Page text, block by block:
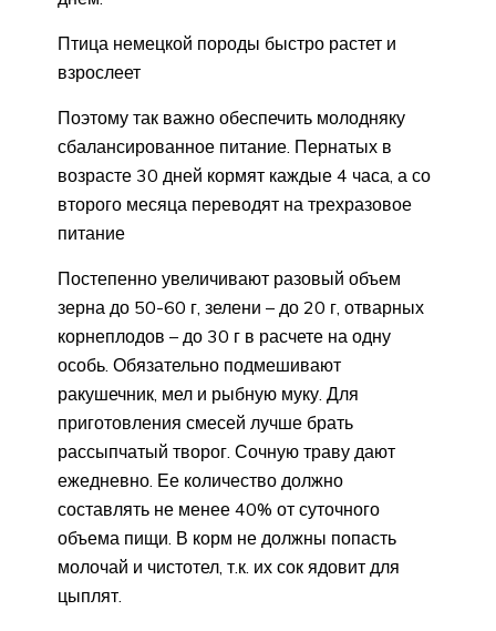
Птица немецкой породы быстро растет и
взрослеет
Поэтому так важно обеспечить молодняку
сбалансированное питание. Пернатых в
возрасте 30 дней кормят каждые 4 часа, а со
второго месяца переводят на трехразовое
питание
Постепенно увеличивают разовый объем
зерна до 50-60 г, зелени – до 20 г, отварных
корнеплодов – до 30 г в расчете на одну
особь. Обязательно подмешивают
ракушечник, мел и рыбную муку. Для
приготовления смесей лучше брать
рассыпчатый творог. Сочную траву дают
ежедневно. Ее количество должно
составлять не менее 40% от суточного
объема пищи. В корм не должны попасть
молочай и чистотел, т.к. их сок ядовит для
цыплят.